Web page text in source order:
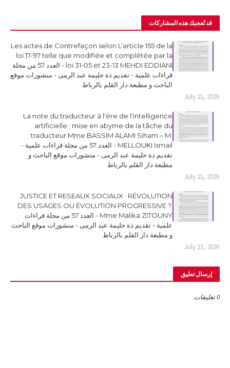
قد تُعجبك هذه المشاركات
Les actes de Contrefaçon selon L’article 155 de la
loi 17-97 telle que modifiée et complétée par la
loi 31-05 et 23-13 MEHDI EDDIANI - العدد 57 من مجلة
قراءات علمية - تقديم ذة حليمة عبد الرمى - منشورات موقع
الباحث و مطبعة دار القلم بالرباط
July 21, 2026
La note du traducteur à l'ère de l'intelligence
artificielle : mise en abyme de la tâche du
traducteur Mme BASSIM ALAMI Siham – M.
MELLOUKI Ismail - العدد 57 من مجلة قراءات علمية -
تقديم ذة حليمة عبد الرمى - منشورات موقع الباحث و
مطبعة دار القلم بالرباط
July 21, 2026
JUSTICE ET RESEAUX SOCIAUX : RÉVOLUTION
DES USAGES OU ÉVOLUTION PROGRESSIVE ?.
Mme Malika ZITOUNY - العدد 57 من مجلة قراءات
علمية - تقديم ذة حليمة عبد الرمى - منشورات موقع الباحث
و مطبعة دار القلم بالرباط
July 21, 2026
إرسال تعليق
0 تعليقات